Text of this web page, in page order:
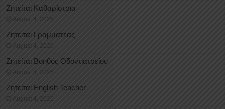
Ζητείται Καθαρίστρια
August 4, 2026
Ζητείται Γραμματέας
August 4, 2026
Ζητείται Βοηθός Οδοντιατρείου
August 4, 2026
Ζητείται English Teacher
August 4, 2026